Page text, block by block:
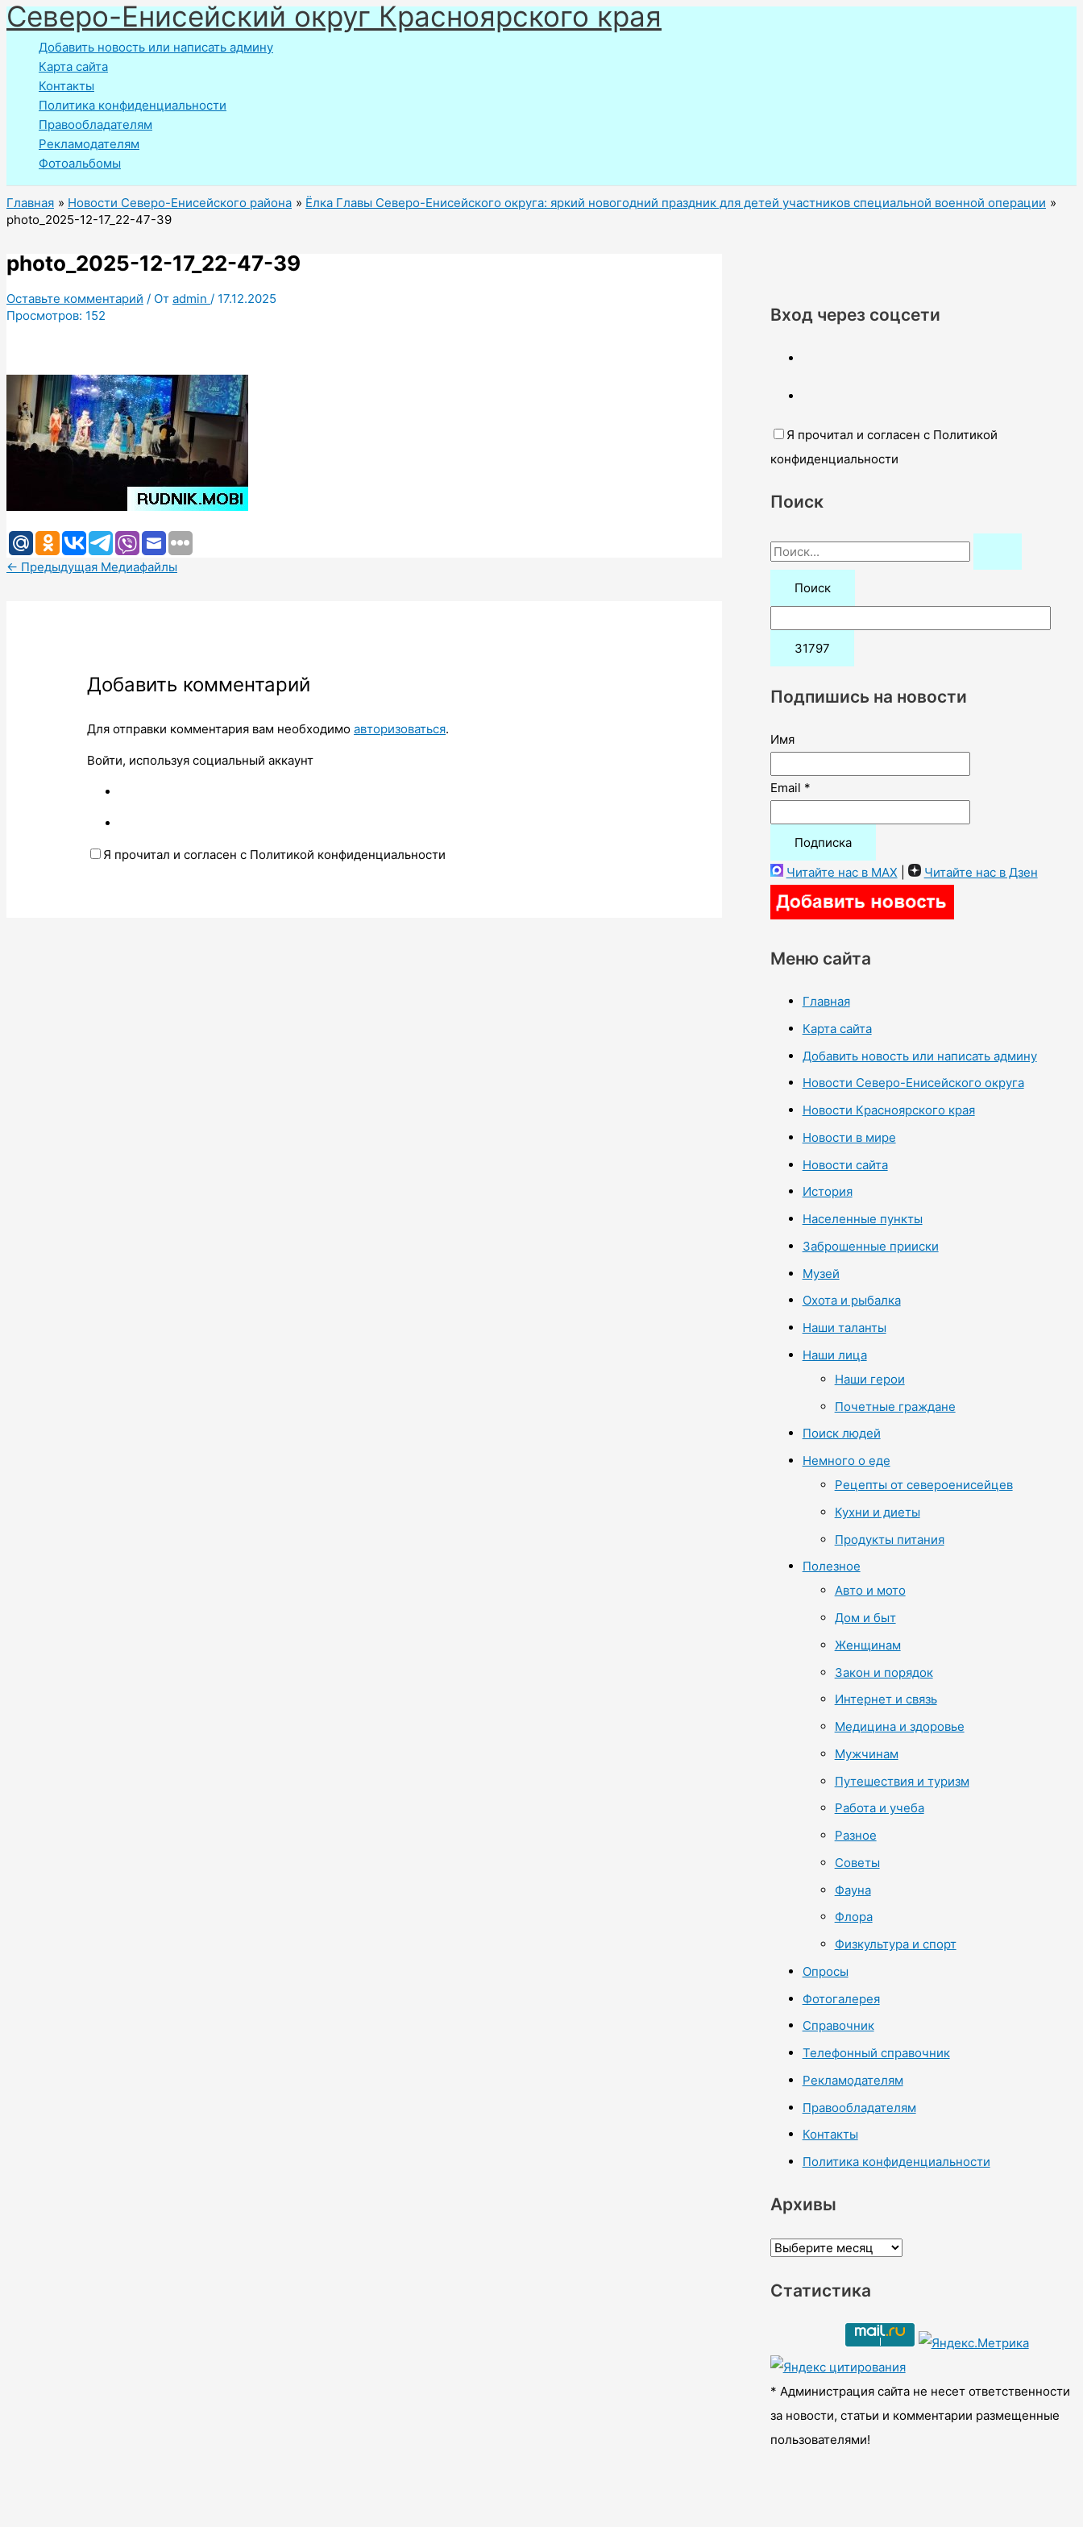
Перейти
к
содержимому
Северо-Енисейский округ Красноярского края
Добавить новость или написать админу
Карта сайта
Контакты
Политика конфиденциальности
Правообладателям
Рекламодателям
Фотоальбомы
Главная Новости Северо-Енисейского района
Ёлка Главы Северо-Енисейского округа: яркий новогодний праздник для детей участников специальной военной операции
photo_2025-12-17_22-47-39
photo_2025-12-17_22-47-39
Оставьте комментарий / От admin / 17.12.2025
Просмотров: 152
← Предыдущая Медиафайлы
Добавить комментарий
Для отправки комментария вам необходимоавторизоваться.
Войти, используя социальный аккаунт
Я прочитал и согласен с Политикой конфиденциальности
Вход через соцсети
Я прочитал и согласен с Политикой
конфиденциальности
Поиск
П
о
:
Подпишись на новости
Имя
Email *
Читайте нас в MAX Читайте нас в Дзен
Меню сайта
Главная
Карта сайта
Добавить новость или написать админу
Новости Северо-Енисейского округа
Новости Красноярского края
Новости в мире
Новости сайта
История
Населенные пункты
Заброшенные прииски
Музей
Охота и рыбалка
Наши таланты
Наши лица
Наши герои
Почетные граждане
Поиск людей
Немного о еде
Рецепты от североенисейцев
Кухни и диеты
Продукты питания
Полезное
Авто и мото
Дом и быт
Женщинам
Закон и порядок
Интернет и связь
Медицина и здоровье
Мужчинам
Путешествия и туризм
Работа и учеба
Разное
Советы
Фауна
Флора
Физкультура и спорт
Опросы
Фотогалерея
Справочник
Телефонный справочник
Рекламодателям
Правообладателям
Контакты
Политика конфиденциальности
Архивы
А
х
ы
Статистика
* Администрация сайта не несет ответственности
за новости, статьи и комментарии размещенные
пользователями!